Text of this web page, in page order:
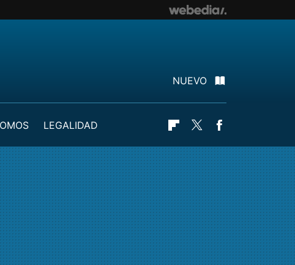
NUEVO
LEGALIDAD
Flipboard
Twitter